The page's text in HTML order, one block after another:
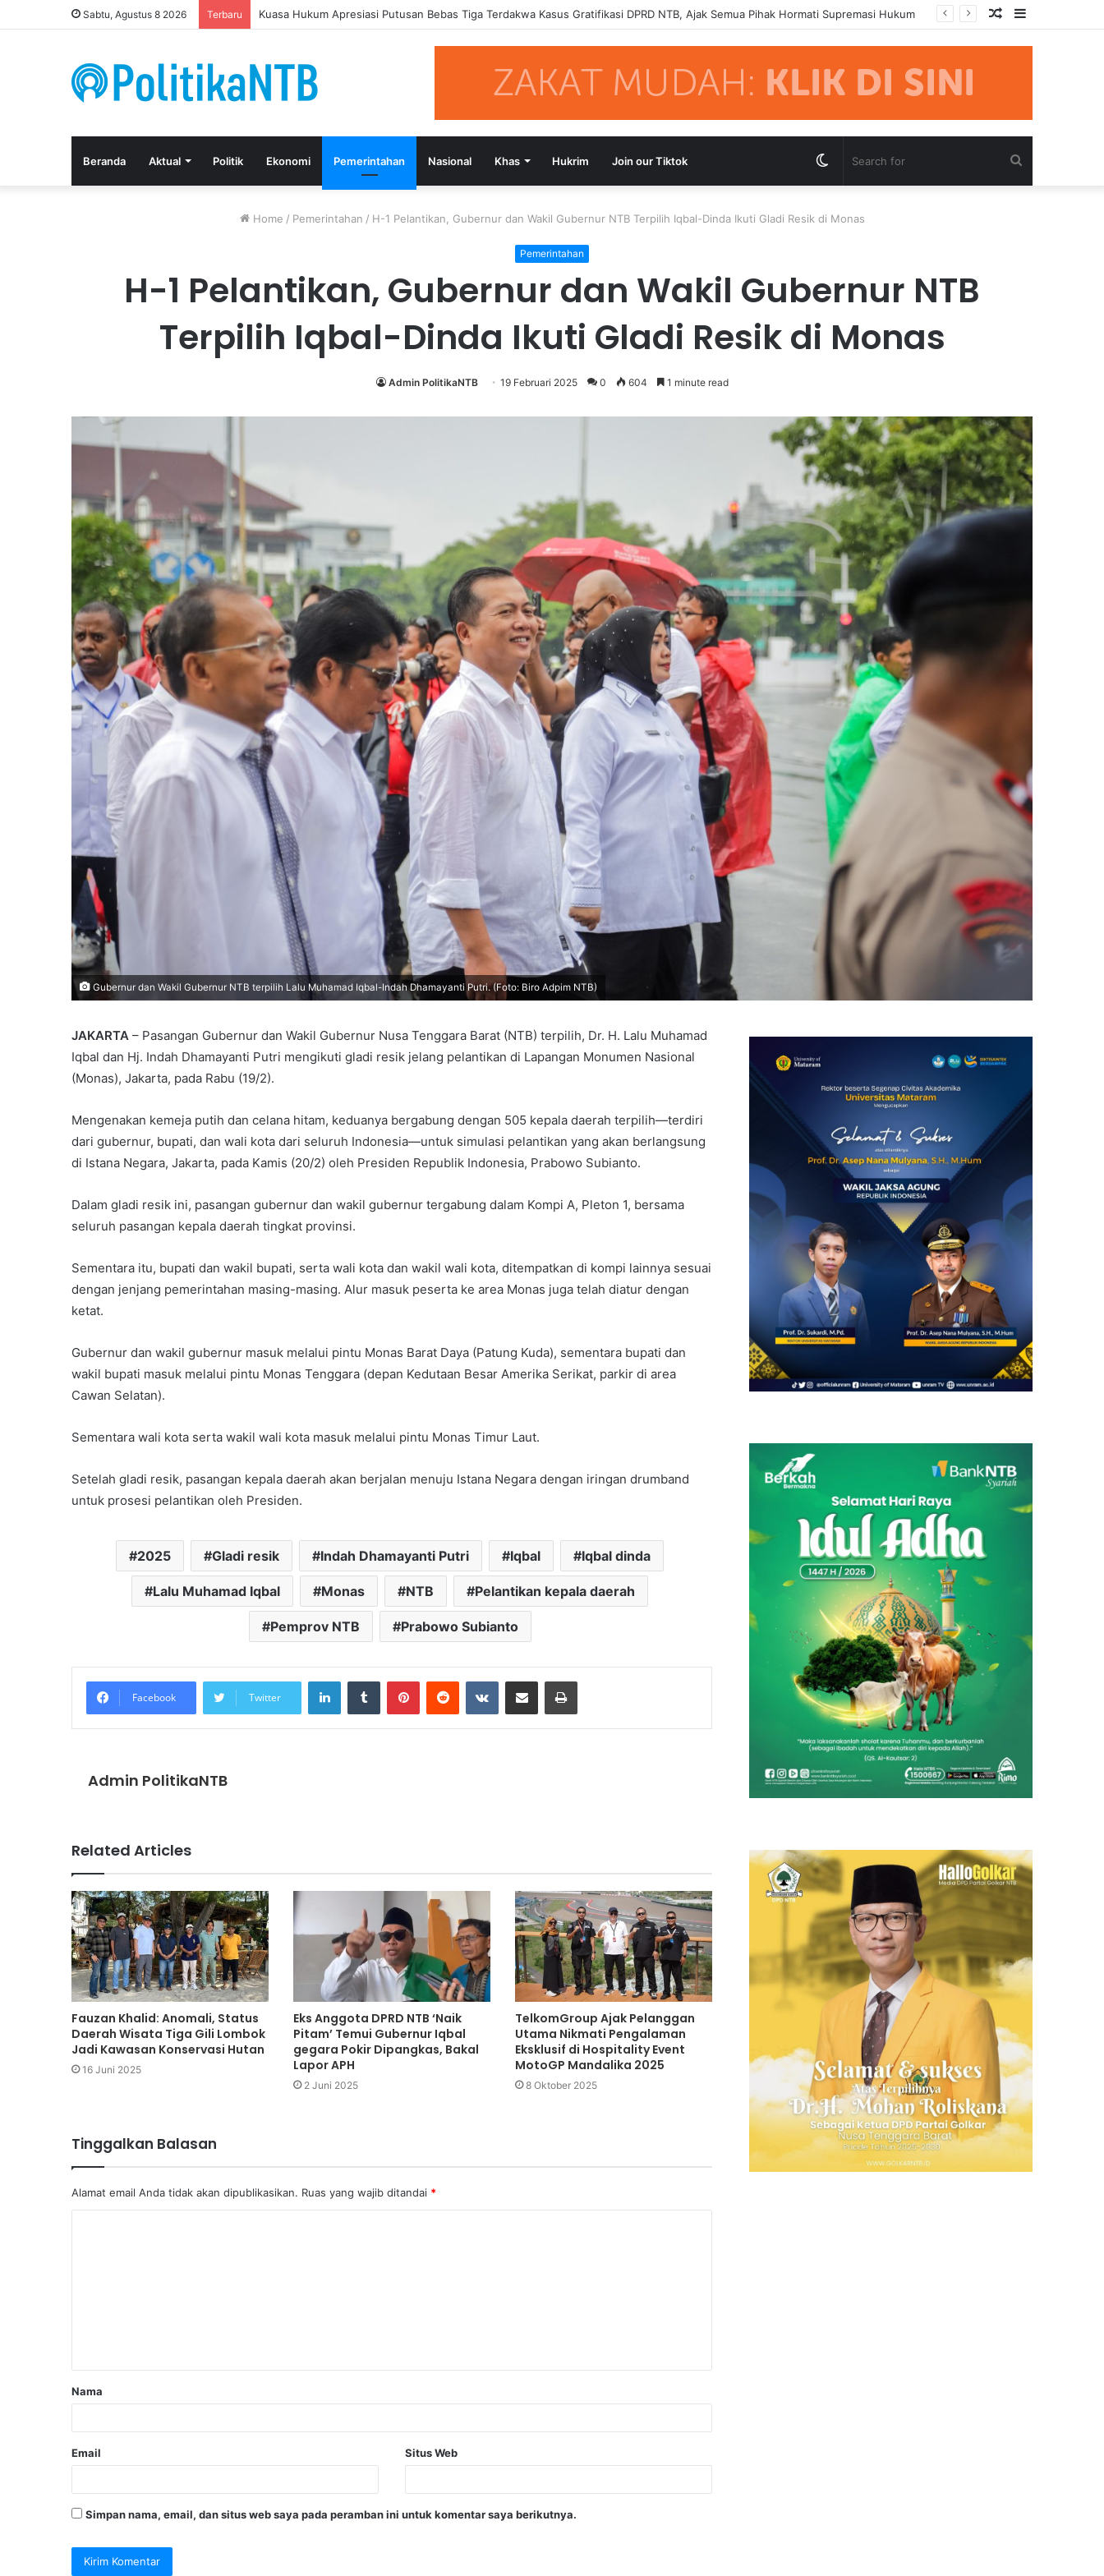
Sabtu, Agustus 8 2026 Terbaru Kuasa Hukum Apresiasi Putusan Bebas Tiga Terdakwa Kasus Gratifikasi DPRD NTB, Ajak Semua Pihak Hormati Supremasi Hukum Sidebar
Random
Article
Beranda Aktual Politik Ekonomi Pemerintahan Nasional Khas Hukrim Join our Tiktok Switch
Home / Pemerintahan / H-1 Pelantikan, Gubernur dan Wakil Gubernur NTB Terpilih Iqbal-Dinda Ikuti Gladi Resik di Monas
Pemerintahan
H-1 Pelantikan, Gubernur dan Wakil Gubernur NTB
Terpilih Iqbal-Dinda Ikuti Gladi Resik di Monas
Admin PolitikaNTB 19 Februari 2025 0 604 1 minute read
Gubernur dan Wakil Gubernur NTB terpilih Lalu Muhamad Iqbal-Indah Dhamayanti Putri. (Foto: Biro Adpim NTB)
JAKARTA – Pasangan Gubernur dan Wakil Gubernur Nusa Tenggara Barat (NTB) terpilih, Dr. H. Lalu Muhamad
Iqbal dan Hj. Indah Dhamayanti Putri mengikuti gladi resik jelang pelantikan di Lapangan Monumen Nasional
(Monas), Jakarta, pada Rabu (19/2).
Mengenakan kemeja putih dan celana hitam, keduanya bergabung dengan 505 kepala daerah terpilih—terdiri
dari gubernur, bupati, dan wali kota dari seluruh Indonesia—untuk simulasi pelantikan yang akan berlangsung
di Istana Negara, Jakarta, pada Kamis (20/2) oleh Presiden Republik Indonesia, Prabowo Subianto.
Dalam gladi resik ini, pasangan gubernur dan wakil gubernur tergabung dalam Kompi A, Pleton 1, bersama
seluruh pasangan kepala daerah tingkat provinsi.
Sementara itu, bupati dan wakil bupati, serta wali kota dan wakil wali kota, ditempatkan di kompi lainnya sesuai
dengan jenjang pemerintahan masing-masing. Alur masuk peserta ke area Monas juga telah diatur dengan
ketat.
Gubernur dan wakil gubernur masuk melalui pintu Monas Barat Daya (Patung Kuda), sementara bupati dan
wakil bupati masuk melalui pintu Monas Tenggara (depan Kedutaan Besar Amerika Serikat, parkir di area
Cawan Selatan).
Sementara wali kota serta wakil wali kota masuk melalui pintu Monas Timur Laut.
Setelah gladi resik, pasangan kepala daerah akan berjalan menuju Istana Negara dengan iringan drumband
untuk prosesi pelantikan oleh Presiden.
2025 Gladi resik Indah Dhamayanti Putri Iqbal Iqbal dinda
Lalu Muhamad Iqbal Monas NTB Pelantikan kepala daerah
Pemprov NTB Prabowo Subianto
Facebook Twitter
LinkedInTumblr PinterestReddit VKontakteShare via Email Print
Admin PolitikaNTB
Related Articles
Fauzan Khalid: Anomali, Status
Daerah Wisata Tiga Gili Lombok
Jadi Kawasan Konservasi Hutan
16 Juni 2025
Eks Anggota DPRD NTB ‘Naik
Pitam’ Temui Gubernur Iqbal
gegara Pokir Dipangkas, Bakal
Lapor APH
2 Juni 2025
TelkomGroup Ajak Pelanggan
Utama Nikmati Pengalaman
Eksklusif di Hospitality Event
MotoGP Mandalika 2025
8 Oktober 2025
Tinggalkan Balasan
Alamat email Anda tidak akan dipublikasikan. Ruas yang wajib ditandai *
Nama
Email Situs Web
Simpan nama, email, dan situs web saya pada peramban ini untuk komentar saya berikutnya.